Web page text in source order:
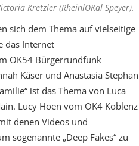
Kretzler (RheinlOKal Speyer).
sich dem Thema auf vielseitige
das Internet
OK54 Bürgerrundfunk
Käser und Anastasia Stephan
ist das Thema von Luca
Lucy Hoen vom OK4 Koblenz
denen Videos und
sogenannte „Deep Fakes“ zu